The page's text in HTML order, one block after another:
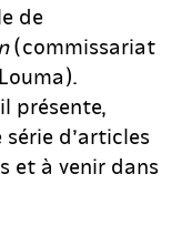
de
(commissariat
présente,
d’articles
et à venir dans